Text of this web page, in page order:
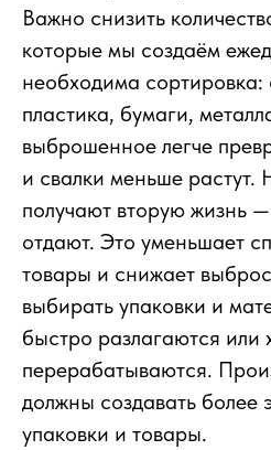
Важно снизить
которые мы создаём
необходима
пластика, бумаги,
выброшенное легче
и свалки меньше растут.
получают вторую жизнь
отдают. Это уменьшает
товары и снижает
выбирать упаковки и
быстро разлагаются или
перерабатываются.
должны создавать более
упаковки и товары.